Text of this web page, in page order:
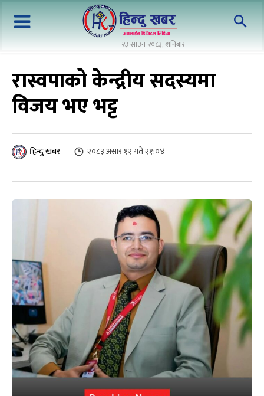
२३ साउन २०८३, शनिबार
रास्वपाकाे केन्द्रीय सदस्यमा
विजय भए भट्ट
हिन्दु खबर २०८३ असार १२ गते २१:०४